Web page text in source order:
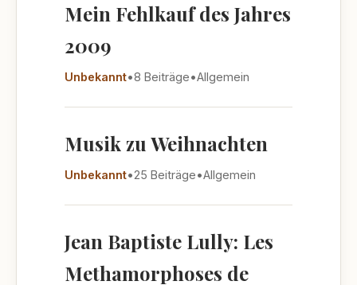
Mein Fehlkauf des Jahres
2009
Unbekannt•8 Beiträge•Allgemein
Musik zu Weihnachten
Unbekannt•25 Beiträge•Allgemein
Jean Baptiste Lully: Les
Methamorphoses de